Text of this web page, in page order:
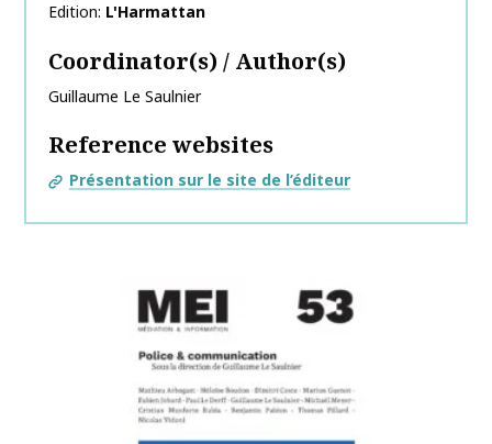
Edition L'Harmattan
Coordinator(s) / Author(s)
Guillaume Le Saulnier
Reference websites
Présentation sur le site de l’éditeur